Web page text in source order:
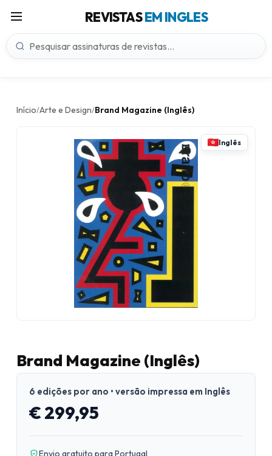
REVISTASEM INGLES
Início/Arte e Design/Brand Magazine (Inglês)
Inglês
Brand Magazine (Inglês)
6 edições por ano • versão impressa em Inglês
€ 299,95
Envio gratuito para Portugal